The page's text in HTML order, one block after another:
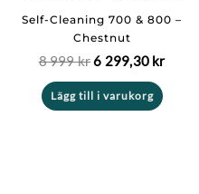
Self-Cleaning 700 & 800 –
Chestnut
8 999kr6 299,30 kr
Lägg till i varukorg